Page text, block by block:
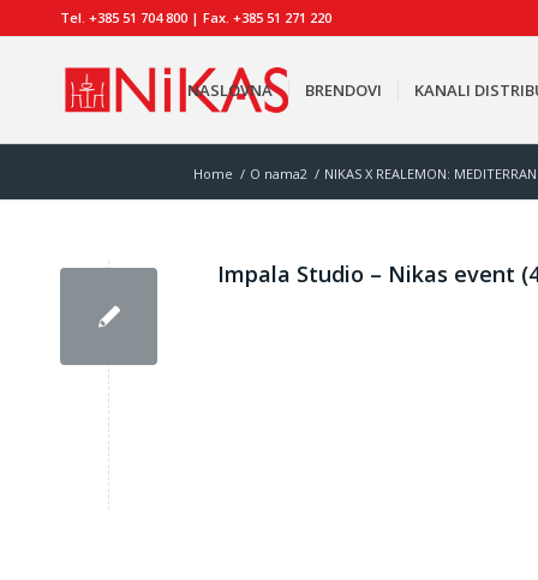
Tel. +385 51 704 800 | Fax. +385 51 271 220
NASLOVNA BRENDOVI KANALI
Home / O nama2 / NIKAS X REALEMON:
Impala Studio – Nikas event